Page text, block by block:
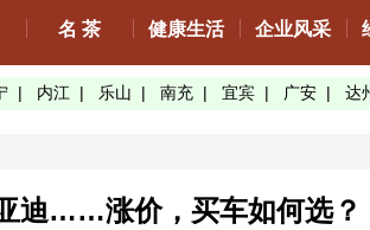
名 茶 健康生活 企业风采
| 内江 | 乐山 | 南充 | 宜宾 | 广安 | 达
迪……涨价，买车如何选？